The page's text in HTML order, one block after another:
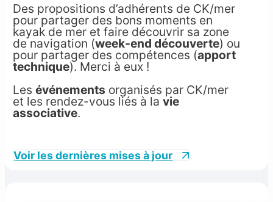
Des propositions d’adhérents de CK/mer
pour partager des bons moments en
kayak de mer et faire découvrir sa zone
de navigation (week-end découverte) ou
pour partager des compétences (apport
technique). Merci à eux !
Lesévénements organisés par CK/mer
et les rendez-vous liés à lavie
associative.
Voir les dernières mises à jour